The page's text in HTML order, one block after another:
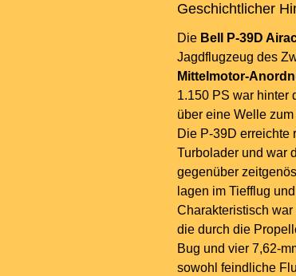
Geschichtlicher
Die Bell P-39D
Jagdflugzeug des
Mittelmotor-
1.150 PS war hinter
über eine Welle
Die P-39D erreichte
Turbolader und war
gegenüber
lagen im Tiefflug
Charakteristisch
die durch die
Bug und vier 7,62-
sowohl feindliche